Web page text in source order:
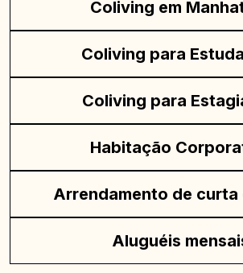
Coliving em
Coliving para
Coliving para
Habitação
Arrendamento de curta
Aluguéis